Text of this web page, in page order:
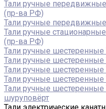
Тали ручные
(пр-ва РФ)
Тали ручные
Тали ручные
(пр-ва РФ)
Тали ручные
Тали ручные
Тали ручные
Тали ручные
Тали ручные
шуруповёрт